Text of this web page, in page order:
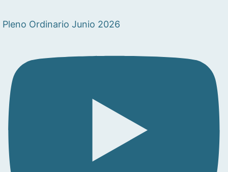
Pleno Ordinario Junio 2026